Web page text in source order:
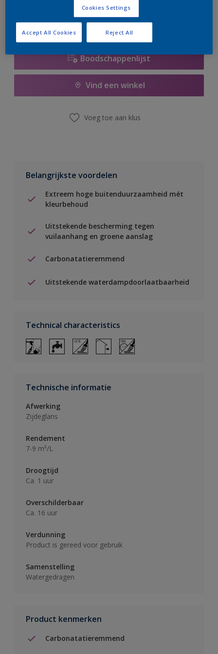
Boodschappenlijst
Vind een winkel
Voeg toe aan klus
Belangrijkste voordelen
Extreem hoge buitenduurzaamheid mét
kleurbehoud
Uitstekende bescherming tegen
vuilaanhang en groene aanslag
Carbonatatieremmend
Uitstekende waterdampdoorlaatbaarheid
Technical characteristics
Technische informatie
Afwerking
Zijdeglans
Rendement
7-9 m²/L
Droogtijd
Ca. 1 uur
Overschilderbaar
Ca. 16 uur
Verdunning
Product is gereed voor gebruik
Samenstelling
Watergedragen
Product kenmerken
Carbonatatieremmend
Cookies Settings
Reject All
Accept All Cookies